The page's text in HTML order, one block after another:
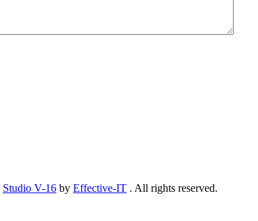
Studio V-16 by Effective-IT . All rights reserved.